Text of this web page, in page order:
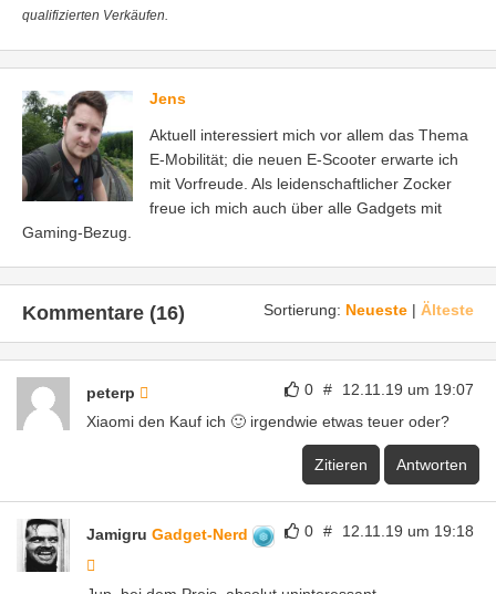
qualifizierten Verkäufen.
Jens
Aktuell interessiert mich vor allem das Thema
E-Mobilität; die neuen E-Scooter erwarte ich
mit Vorfreude. Als leidenschaftlicher Zocker
freue ich mich auch über alle Gadgets mit
Gaming-Bezug.
Sortierung: Neueste | Älteste
Kommentare (16)
0 # 12.11.19 um 19:07
peterp
Xiaomi den Kauf ich 🙂 irgendwie etwas teuer oder?
Zitieren Antworten
0 # 12.11.19 um 19:18
Jamigru Gadget-Nerd